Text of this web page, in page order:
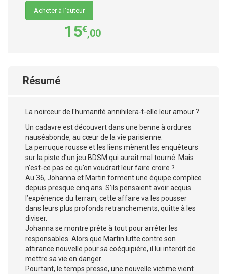
Acheter à l’auteur
15€,00
Résumé
La noirceur de l'humanité annihilera-t-elle leur amour ?
Un cadavre est découvert dans une benne à ordures
nauséabonde, au cœur de la vie parisienne.
La perruque rousse et les liens mènent les enquêteurs
sur la piste d’un jeu BDSM qui aurait mal tourné. Mais
n’est-ce pas ce qu’on voudrait leur faire croire ?
Au 36, Johanna et Martin forment une équipe complice
depuis presque cinq ans. S’ils pensaient avoir acquis
l’expérience du terrain, cette affaire va les pousser
dans leurs plus profonds retranchements, quitte à les
diviser.
Johanna se montre prête à tout pour arrêter les
responsables. Alors que Martin lutte contre son
attirance nouvelle pour sa coéquipière, il lui interdit de
mettre sa vie en danger.
Pourtant, le temps presse, une nouvelle victime vient